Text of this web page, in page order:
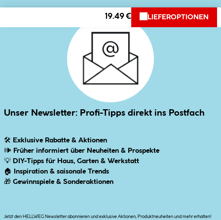
19.49 € LIEFEROPTIONEN
Unser Newsletter: Profi-Tipps direkt ins Postfach
🛠 Exklusive Rabatte & Aktionen
🕪 Früher informiert über Neuheiten & Prospekte
💡 DIY-Tipps für Haus, Garten & Werkstatt
🏠
Inspiration & saisonale Trends
🎁 Gewinnspiele & Sonderaktionen
Jetzt den HELLWEG Newsletter abonnieren und exklusive Aktionen, Produktneuheiten und mehr erhalten!